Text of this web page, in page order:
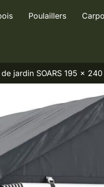
Poulaillers
de jardin SOARS 195 x